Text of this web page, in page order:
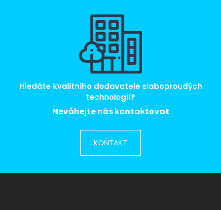
Hledáte kvalitního dodavatele slaboproudých
technologií?
Neváhejte nás kontaktovat
KONTAKT